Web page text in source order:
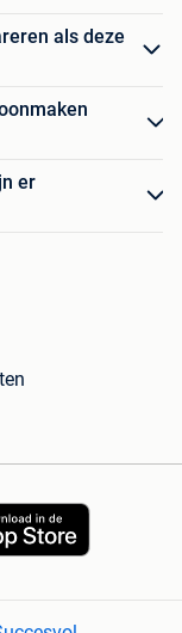
als deze
er